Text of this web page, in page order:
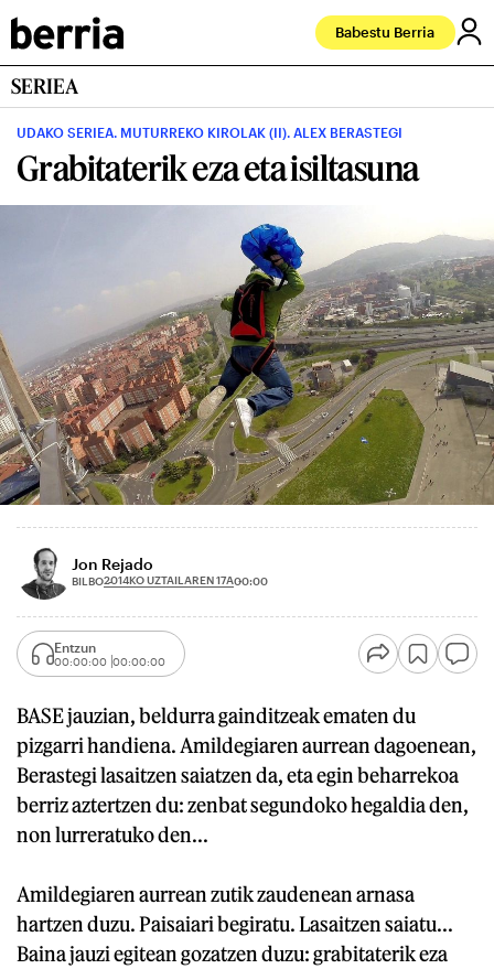
Babestu Berria
SERIEA
UDAKO SERIEA. MUTURREKO KIROLAK (II). ALEX BERASTEGI
Grabitaterik eza eta isiltasuna
Jon Rejado
BILBO2014KO UZTAILAREN 17A00:00
Entzun
00:00:00 00:00:00
BASE jauzian, beldurra gainditzeak ematen du
pizgarri handiena. Amildegiaren aurrean dagoenean,
Berastegi lasaitzen saiatzen da, eta egin beharrekoa
berriz aztertzen du: zenbat segundoko hegaldia den,
non lurreratuko den...
Amildegiaren aurrean zutik zaudenean arnasa
hartzen duzu. Paisaiari begiratu. Lasaitzen saiatu...
Baina jauzi egitean gozatzen duzu: grabitaterik eza